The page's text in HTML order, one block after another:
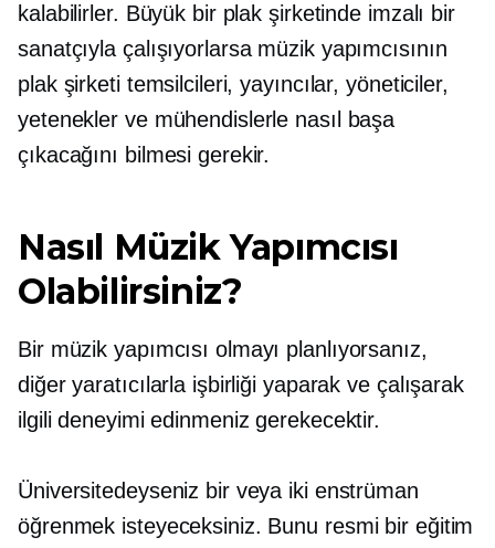
kalabilirler. Büyük bir plak şirketinde imzalı bir
sanatçıyla çalışıyorlarsa müzik yapımcısının
plak şirketi temsilcileri, yayıncılar, yöneticiler,
yetenekler ve mühendislerle nasıl başa
çıkacağını bilmesi gerekir.
Nasıl Müzik Yapımcısı
Olabilirsiniz?
Bir müzik yapımcısı olmayı planlıyorsanız,
diğer yaratıcılarla işbirliği yaparak ve çalışarak
ilgili deneyimi edinmeniz gerekecektir.
Üniversitedeyseniz bir veya iki enstrüman
öğrenmek isteyeceksiniz. Bunu resmi bir eğitim